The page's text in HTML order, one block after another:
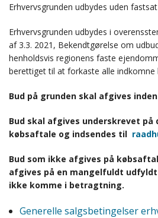
Erhvervsgrunden udbydes uden
Erhvervsgrunden udbydes i
af 3.3. 2021, Bekendtgørelse om
henholdsvis regionens faste
berettiget til at forkaste alle indkomne
Bud på grunden skal afgives
Bud skal afgives underskrevet på
købsaftale og indsendes til
Bud som ikke afgives på
afgives på en mangelfuldt
ikke komme i betragtning.
Generelle salgsbetingelser